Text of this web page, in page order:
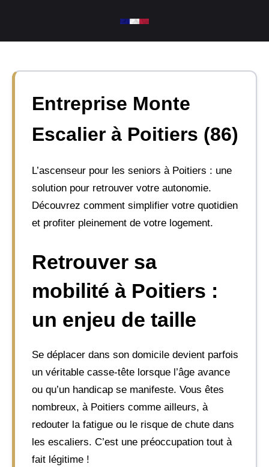
contenu
Entreprise Monte
Escalier à Poitiers (86)
L’ascenseur pour les seniors à Poitiers : une
solution pour retrouver votre autonomie.
Découvrez comment simplifier votre quotidien
et profiter pleinement de votre logement.
Retrouver sa
mobilité à Poitiers :
un enjeu de taille
Se déplacer dans son domicile devient parfois
un véritable casse-tête lorsque l’âge avance
ou qu’un handicap se manifeste. Vous êtes
nombreux, à Poitiers comme ailleurs, à
redouter la fatigue ou le risque de chute dans
les escaliers. C’est une préoccupation tout à
fait légitime !